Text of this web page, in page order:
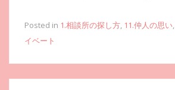
Posted in 1.相談所の探し方, 11.仲人の思い,
イベート